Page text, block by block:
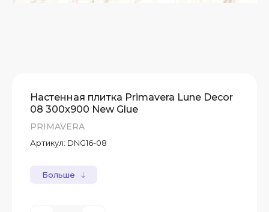
Настенная плитка Primavera Lune Decor
08 300x900 New Glue
PRIMAVERA
Артикул: DNG16-08
Больше